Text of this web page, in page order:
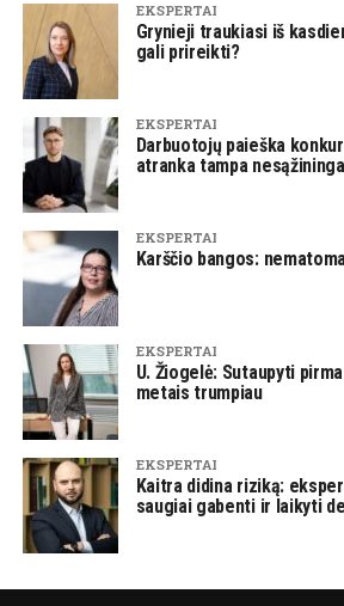
EKSPERTAI
Grynieji traukiasi iš
gali prireikti?
EKSPERTAI
Darbuotojų paieška
atranka tampa
EKSPERTAI
Karščio bangos:
EKSPERTAI
U. Žiogelė: Sutaupyti
metais trumpiau
EKSPERTAI
Kaitra didina riziką:
saugiai gabenti ir laikyti